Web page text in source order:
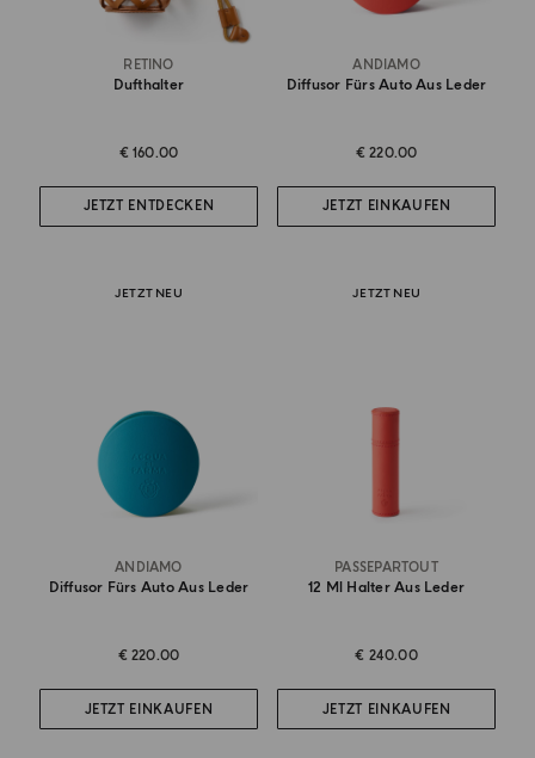
RETINO
Dufthalter
€ 160.00
JETZT ENTDECKEN
ANDIAMO
Diffusor Fürs Auto Aus Leder
€ 220.00
JETZT EINKAUFEN
JETZT NEU
ANDIAMO
Diffusor Fürs Auto Aus Leder
€ 220.00
JETZT EINKAUFEN
JETZT NEU
PASSEPARTOUT
12 Ml Halter Aus Leder
€ 240.00
JETZT EINKAUFEN